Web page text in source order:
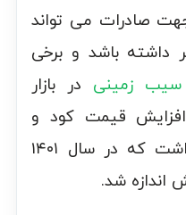
صادرات می تواند
داشته باشد و برخی
زمینی در بازار
قیمت کود و
ملزومات کشاورزی اشار داشت که در سال ۱۴۰۱
اندازه شد.